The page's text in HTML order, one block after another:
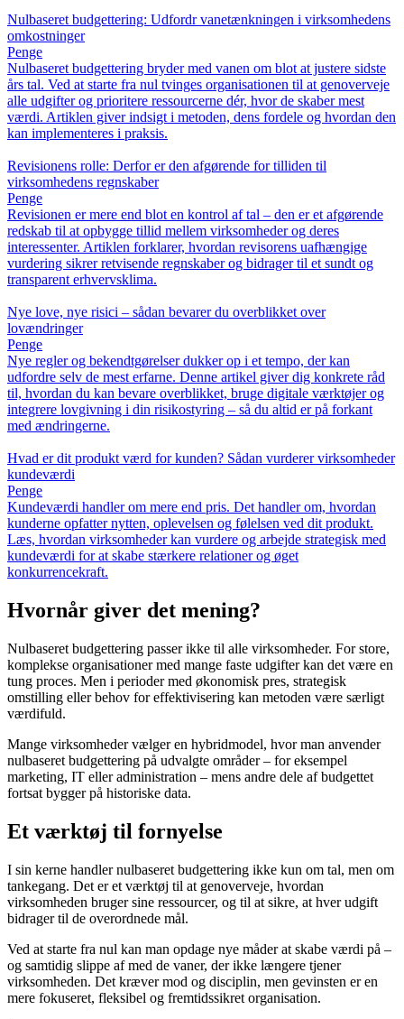
Nulbaseret budgettering: Udfordr vanetænkningen i virksomhedens
omkostninger
Penge
Nulbaseret budgettering bryder med vanen om blot at justere sidste
års tal. Ved at starte fra nul tvinges organisationen til at genoverveje
alle udgifter og prioritere ressourcerne dér, hvor de skaber mest
værdi. Artiklen giver indsigt i metoden, dens fordele og hvordan den
kan implementeres i praksis.
Revisionens rolle: Derfor er den afgørende for tilliden til
virksomhedens regnskaber
Penge
Revisionen er mere end blot en kontrol af tal – den er et afgørende
redskab til at opbygge tillid mellem virksomheder og deres
interessenter. Artiklen forklarer, hvordan revisorens uafhængige
vurdering sikrer retvisende regnskaber og bidrager til et sundt og
transparent erhvervsklima.
Nye love, nye risici – sådan bevarer du overblikket over
lovændringer
Penge
Nye regler og bekendtgørelser dukker op i et tempo, der kan
udfordre selv de mest erfarne. Denne artikel giver dig konkrete råd
til, hvordan du kan bevare overblikket, bruge digitale værktøjer og
integrere lovgivning i din risikostyring – så du altid er på forkant
med ændringerne.
Hvad er dit produkt værd for kunden? Sådan vurderer virksomheder
kundeværdi
Penge
Kundeværdi handler om mere end pris. Det handler om, hvordan
kunderne opfatter nytten, oplevelsen og følelsen ved dit produkt.
Læs, hvordan virksomheder kan vurdere og arbejde strategisk med
kundeværdi for at skabe stærkere relationer og øget
konkurrencekraft.
Hvornår giver det mening?
Nulbaseret budgettering passer ikke til alle virksomheder. For store,
komplekse organisationer med mange faste udgifter kan det være en
tung proces. Men i perioder med økonomisk pres, strategisk
omstilling eller behov for effektivisering kan metoden være særligt
værdifuld.
Mange virksomheder vælger en hybridmodel, hvor man anvender
nulbaseret budgettering på udvalgte områder – for eksempel
marketing, IT eller administration – mens andre dele af budgettet
fortsat bygger på historiske data.
Et værktøj til fornyelse
I sin kerne handler nulbaseret budgettering ikke kun om tal, men om
tankegang. Det er et værktøj til at genoverveje, hvordan
virksomheden bruger sine ressourcer, og til at sikre, at hver udgift
bidrager til de overordnede mål.
Ved at starte fra nul kan man opdage nye måder at skabe værdi på –
og samtidig slippe af med de vaner, der ikke længere tjener
virksomheden. Det kræver mod og disciplin, men gevinsten er en
mere fokuseret, fleksibel og fremtidssikret organisation.